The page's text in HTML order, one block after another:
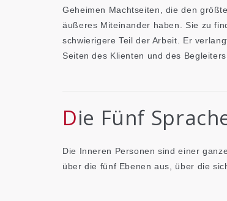
Geheimen Machtseiten, die den
äußeres Miteinander haben. Sie zu
schwierigere Teil der Arbeit. Er
Seiten des Klienten und des Begleiters.
Die Fünf
Die Inneren Personen sind einer
über die fünf Ebenen aus, über die